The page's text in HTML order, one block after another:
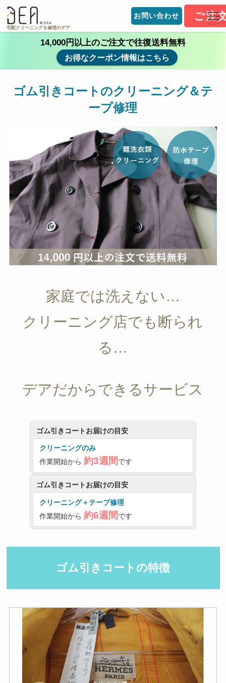
宅配クリーニング＆修理のデア
お問い合わせ ご注
メニュー
14,000円以上のご注文で往復送料無料
お得なクーポン情報はこちら
ゴム引きコートのクリーニング＆テ
ープ修理
家庭では洗えない…
クリーニング店でも断られ
る…
デアだからできるサービス
ゴム引きコートお届けの目安
クリーニングのみ
作業開始から 約3週間です
ゴム引きコートお届けの目安
クリーニング＋テープ修理
作業開始から 約6週間です
ゴム引きコートの特徴